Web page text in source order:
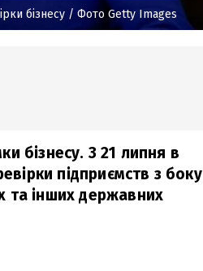
бізнесу / Фото Getty Images
бізнесу. З 21 липня в
підприємств з боку
та інших державних